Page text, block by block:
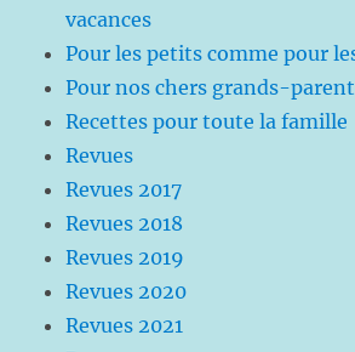
vacances
Pour les petits comme pour
Pour nos chers grands-
Recettes pour toute la famille
Revues
Revues 2017
Revues 2018
Revues 2019
Revues 2020
Revues 2021